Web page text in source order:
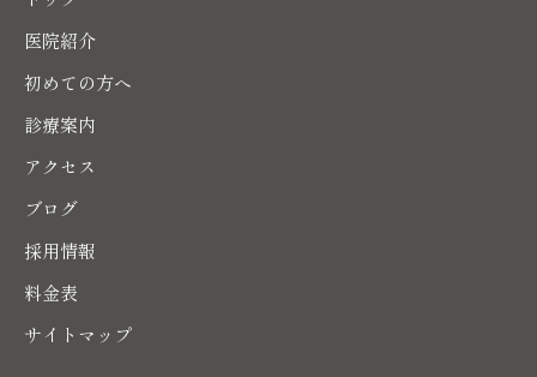
医院紹介
初めての方へ
診療案内
アクセス
ブログ
採用情報
料金表
サイトマップ